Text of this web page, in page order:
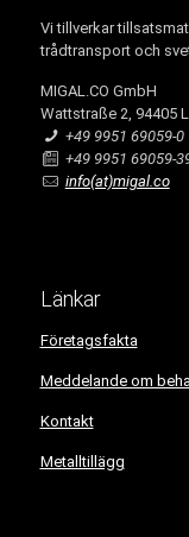
Vi tillverkar
trådtransport och
MIGAL.CO GmbH
Wattstraße 2, 94405
+49 9951 69059-0
+49 9951 69059-
info(at)migal.co
Länkar
Företagsfakta
Meddelande om
Kontakt
Metalltillägg